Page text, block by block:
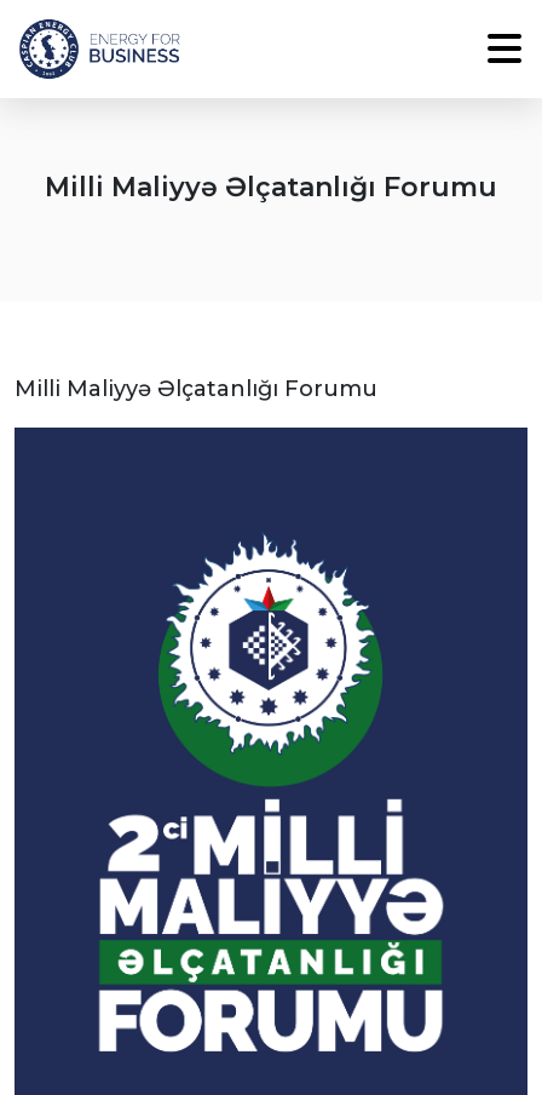
⁠Milli Maliyyə Əlçatanlığı Forumu
⁠Milli Maliyyə Əlçatanlığı Forumu